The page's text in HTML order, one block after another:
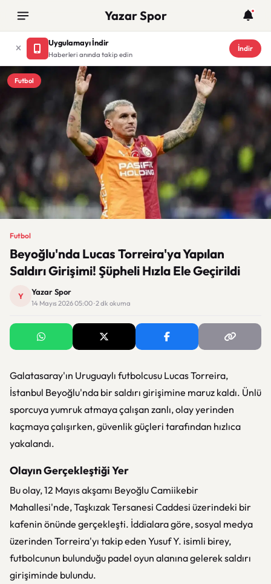
Yazar Spor
Uygulamayı İndir
Haberleri anında takip edin
İndir
Futbol
Futbol
Beyoğlu'nda Lucas Torreira'ya Yapılan
Saldırı Girişimi! Şüpheli Hızla Ele Geçirildi
Y Yazar Spor
14 Mayıs 2026 05:00 · 2 dk okuma
Galatasaray'ın Uruguaylı futbolcusu Lucas Torreira,
İstanbul Beyoğlu'nda bir saldırı girişimine maruz kaldı. Ünlü
sporcuya yumruk atmaya çalışan zanlı, olay yerinden
kaçmaya çalışırken, güvenlik güçleri tarafından hızlıca
yakalandı.
Olayın Gerçekleştiği Yer
Bu olay, 12 Mayıs akşamı Beyoğlu Camiikebir
Mahallesi'nde, Taşkızak Tersanesi Caddesi üzerindeki bir
kafenin önünde gerçekleşti. İddialara göre, sosyal medya
üzerinden Torreira'yı takip eden Yusuf Y. isimli birey,
futbolcunun bulunduğu padel oyun alanına gelerek saldırı
girişiminde bulundu.